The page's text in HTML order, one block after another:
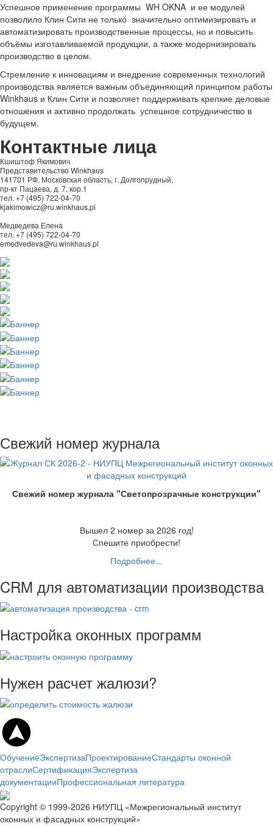
Успешное применение программы WH OKNA и ее модулей
позволило Клин Сити не только значительно оптимизировать и
автоматизировать производственные процессы, но и повысить
объёмы изготавливаемой продукции, а также модернизировать
производство в целом.
Стремление к инновациям и внедрение современных технологий
производства является важным объединяющий принципом работы
Winkhaus и Клин Сити и позволяет поддерживать крепкие деловые
отношения и активно продолжать успешное сотрудничество в
будущем.
Контактные лица
Кшиштоф Якимович
Представительство Winkhaus
141701 РФ, Московская область, г. Долгопрудный,
пр-кт Пацаева, д. 7, кор.1
тел. +7 (495) 722-04-70
kjakimowicz@ru.winkhaus.pl
Медведева Елена
тел. +7 (495) 722-04-70
emedvedeva@ru.winkhaus.pl
Свежий номер журнала
Свежий номер журнала "Светопрозрачные конструкции"
Вышел 2 номер за 2026 год!
Спешите приобрести!
Подробнее...
CRM для автоматизации производства
Настройка оконных программ
Нужен расчет жалюзи?
ОбучениеЭкспертизаПроектированиеСтандарты оконной
отраслиСертификацияЭкспертиза
документацииПрофессиональная литература
Copyright © 1999-2026 НИУПЦ «Межрегиональный институт
оконных и фасадных конструкций»